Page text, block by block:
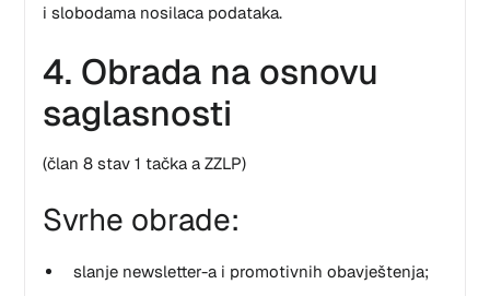
i slobodama nosilaca podataka.
4. Obrada na osnovu
saglasnosti
(član 8 stav 1 tačka a ZZLP)
Svrhe obrade:
slanje newsletter-a i promotivnih obavještenja;